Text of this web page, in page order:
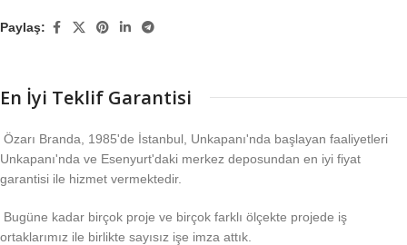
Paylaş:
En İyi Teklif Garantisi
Özarı Branda, 1985'de İstanbul, Unkapanı'nda başlayan faaliyetleri
Unkapanı'nda ve Esenyurt'daki merkez deposundan en iyi fiyat
garantisi ile hizmet vermektedir.
Bugüne kadar birçok proje ve birçok farklı ölçekte projede iş
ortaklarımız ile birlikte sayısız işe imza attık.